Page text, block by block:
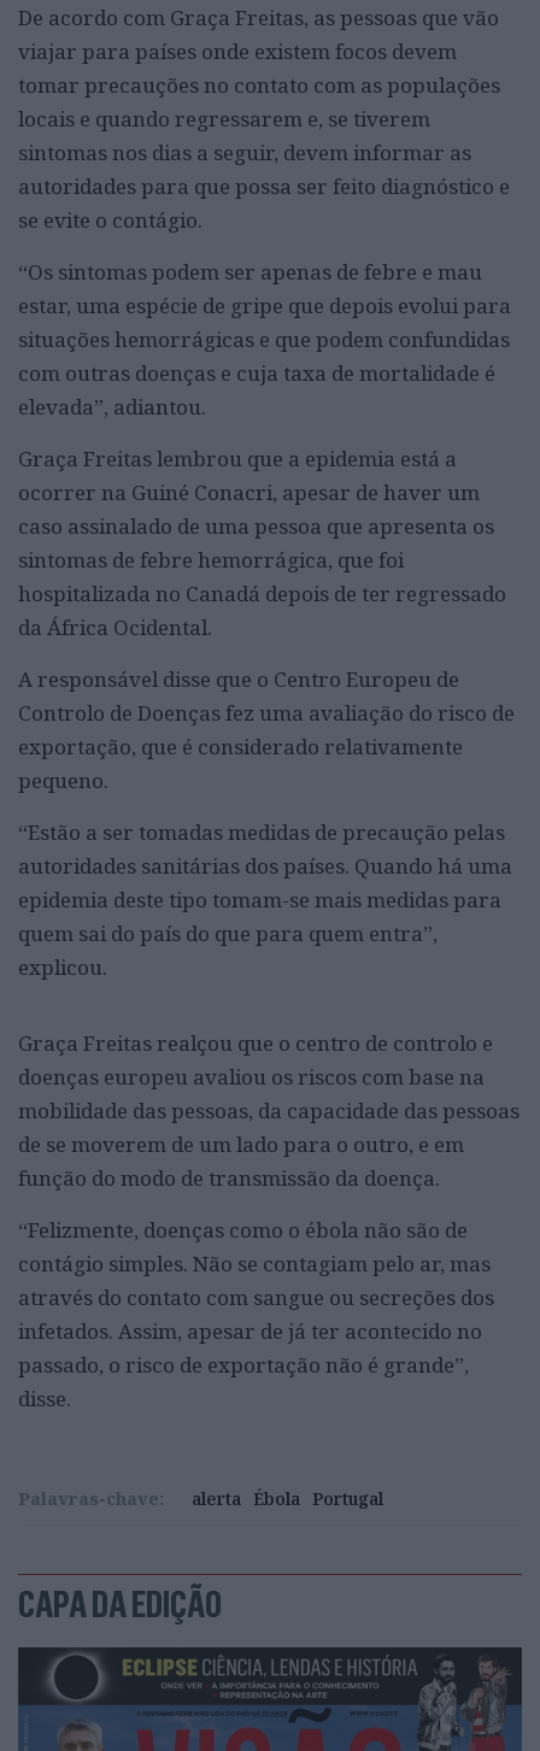
De acordo com Graça Freitas, as pessoas que vão
viajar para países onde existem focos devem
tomar precauções no contato com as populações
locais e quando regressarem e, se tiverem
sintomas nos dias a seguir, devem informar as
autoridades para que possa ser feito diagnóstico e
se evite o contágio.
“Os sintomas podem ser apenas de febre e mau
estar, uma espécie de gripe que depois evolui para
situações hemorrágicas e que podem confundidas
com outras doenças e cuja taxa de mortalidade é
elevada”, adiantou.
Graça Freitas lembrou que a epidemia está a
ocorrer na Guiné Conacri, apesar de haver um
caso assinalado de uma pessoa que apresenta os
sintomas de febre hemorrágica, que foi
hospitalizada no Canadá depois de ter regressado
da África Ocidental.
A responsável disse que o Centro Europeu de
Controlo de Doenças fez uma avaliação do risco de
exportação, que é considerado relativamente
pequeno.
“Estão a ser tomadas medidas de precaução pelas
autoridades sanitárias dos países. Quando há uma
epidemia deste tipo tomam-se mais medidas para
quem sai do país do que para quem entra”,
explicou.
Graça Freitas realçou que o centro de controlo e
doenças europeu avaliou os riscos com base na
mobilidade das pessoas, da capacidade das pessoas
de se moverem de um lado para o outro, e em
função do modo de transmissão da doença.
“Felizmente, doenças como o ébola não são de
contágio simples. Não se contagiam pelo ar, mas
através do contato com sangue ou secreções dos
infetados. Assim, apesar de já ter acontecido no
passado, o risco de exportação não é grande”,
disse.
Palavras-chave: alerta Ébola Portugal
CAPA DA EDIÇÃO